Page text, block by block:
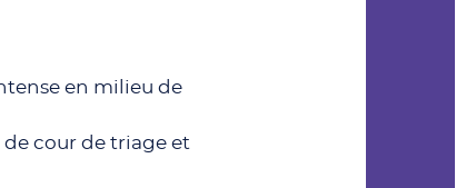
en milieu de
cour de triage et